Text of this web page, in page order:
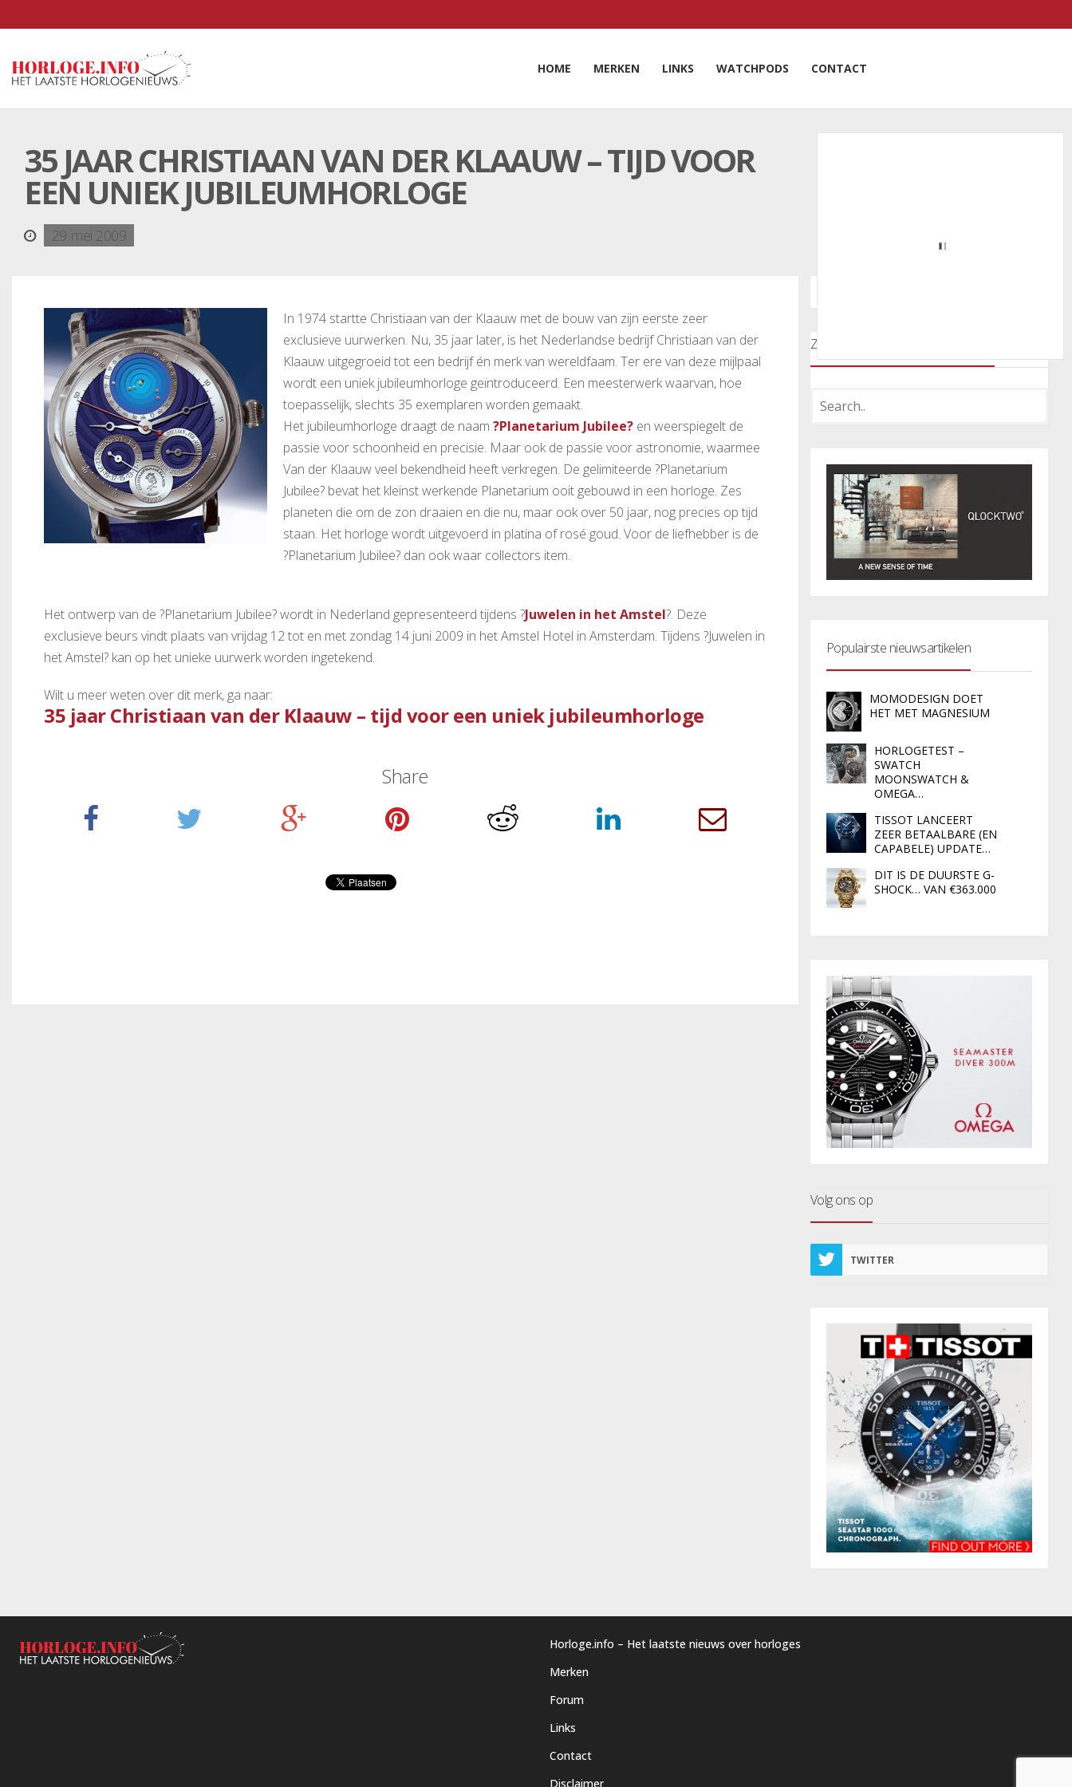
HOME MERKEN LINKS WATCHPODS CONTACT
35 JAAR CHRISTIAAN VAN DER KLAAUW – TIJD VOOR
EEN UNIEK JUBILEUMHORLOGE
29 mei 2009
In 1974 startte Christiaan van der Klaauw met de bouw van zijn eerste zeer
exclusieve uurwerken. Nu, 35 jaar later, is het Nederlandse bedrijf Christiaan van der
Klaauw uitgegroeid tot een bedrijf én merk van wereldfaam. Ter ere van deze mijlpaal
wordt een uniek jubileumhorloge geïntroduceerd. Een meesterwerk waarvan, hoe
toepasselijk, slechts 35 exemplaren worden gemaakt.
Het jubileumhorloge draagt de naam ?Planetarium Jubilee? en weerspiegelt de
passie voor schoonheid en precisie. Maar ook de passie voor astronomie, waarmee
Van der Klaauw veel bekendheid heeft verkregen. De gelimiteerde ?Planetarium
Jubilee? bevat het kleinst werkende Planetarium ooit gebouwd in een horloge. Zes
planeten die om de zon draaien en die nu, maar ook over 50 jaar, nog precies op tijd
staan. Het horloge wordt uitgevoerd in platina of rosé goud. Voor de liefhebber is de
?Planetarium Jubilee? dan ook waar collectors item.
Het ontwerp van de ?Planetarium Jubilee? wordt in Nederland gepresenteerd tijdens ?Juwelen in het Amstel?. Deze
exclusieve beurs vindt plaats van vrijdag 12 tot en met zondag 14 juni 2009 in het Amstel Hotel in Amsterdam. Tijdens ?Juwelen in
het Amstel? kan op het unieke uurwerk worden ingetekend.
Wilt u meer weten over dit merk, ga naar:
35 jaar Christiaan van der Klaauw – tijd voor een uniek jubileumhorloge
Share
Zoeken door onze nieuwsartikelen
Populairste nieuwsartikelen
MOMODESIGN DOET
HET MET MAGNESIUM
HORLOGETEST –
SWATCH
MOONSWATCH &
OMEGA…
TISSOT LANCEERT
ZEER BETAALBARE (EN
CAPABELE) UPDATE…
DIT IS DE DUURSTE G-
SHOCK… VAN €363.000
Volg ons op
TWITTER
Horloge.info – Het laatste nieuws over horloges
Merken
Forum
Links
Contact
Disclaimer